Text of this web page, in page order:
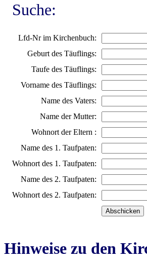
Suche:
Lfd-Nr im Kirchenbuch:
Geburt des Täuflings:
Taufe des Täuflings:
Vorname des Täuflings:
Name des Vaters:
Name der Mutter:
Wohnort der Eltern :
Name des 1. Taufpaten:
Wohnort des 1. Taufpaten:
Name des 2. Taufpaten:
Wohnort des 2. Taufpaten:
Hinweise zu den